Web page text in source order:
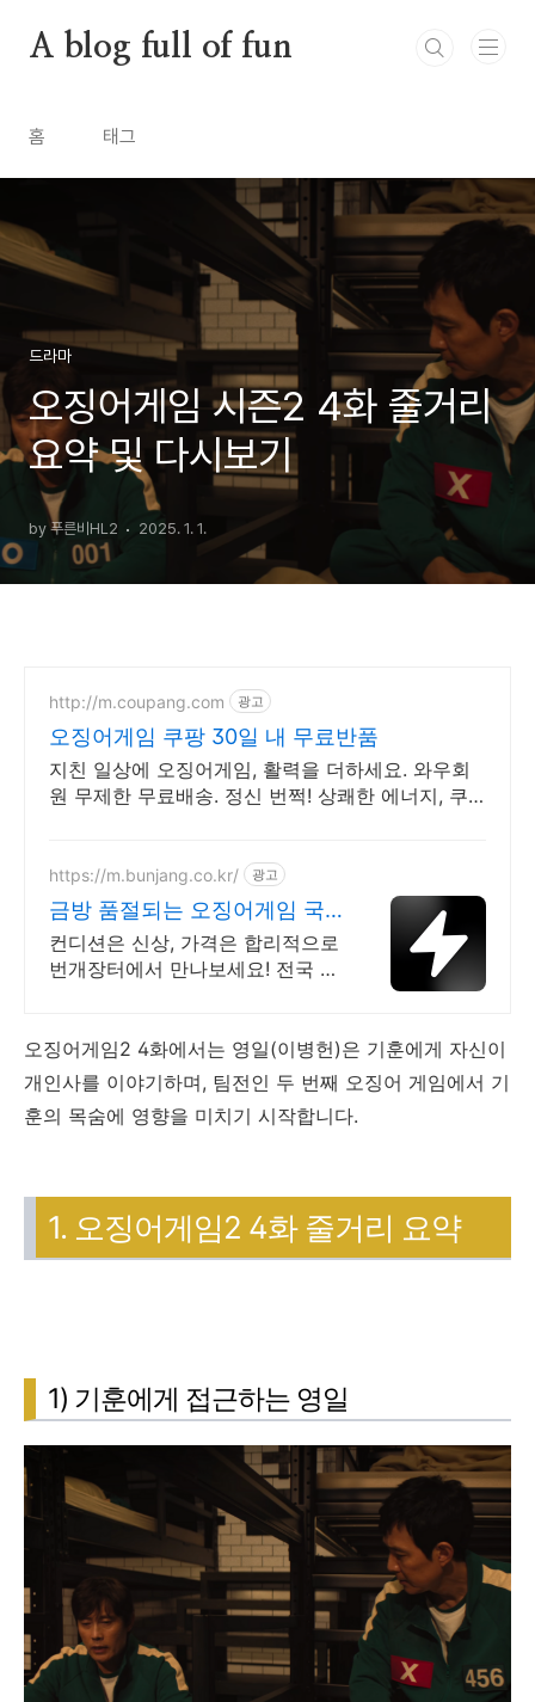
A blog full of fun
홈 태그
드라마
오징어게임 시즌2 4화 줄거리
요약 및 다시보기
by 푸른비HL2 2025. 1. 1.
http://m.coupang.com 광고
오징어게임 쿠팡 30일 내 무료반품
지친 일상에 오징어게임, 활력을 더하세요. 와우회
원 무제한 무료배송. 정신 번쩍! 상쾌한 에너지, 쿠
https://m.bunjang.co.kr/ 광고
금방 품절되는 오징어게임 국
내 최대 브랜드 중고거래
컨디션은 신상, 가격은 합리적으로
번개장터에서 만나보세요! 전국 각
로드
오징어게임2 4화에서는 영일(이병헌)은 기훈에게 자신이
개인사를 이야기하며, 팀전인 두 번째 오징어 게임에서 기
훈의 목숨에 영향을 미치기 시작합니다.
1. 오징어게임2 4화 줄거리 요약
1) 기훈에게 접근하는 영일